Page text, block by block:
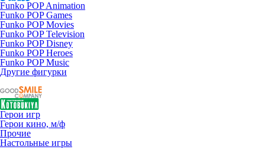
Funko POP Animation
Funko POP Games
Funko POP Movies
Funko POP Television
Funko POP Disney
Funko POP Heroes
Funko POP Music
Другие фигурки
Герои игр
Герои кино, м/ф
Прочие
Настольные игры